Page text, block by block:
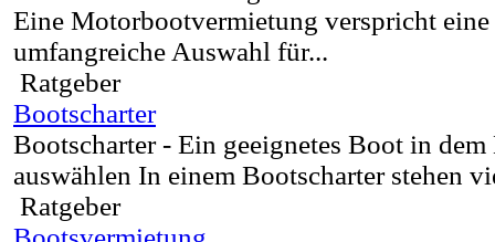
Eine Motorbootvermietung verspricht eine
umfangreiche Auswahl für...
Ratgeber
Bootscharter
Bootscharter - Ein geeignetes Boot in dem
auswählen In einem Bootscharter stehen
Ratgeber